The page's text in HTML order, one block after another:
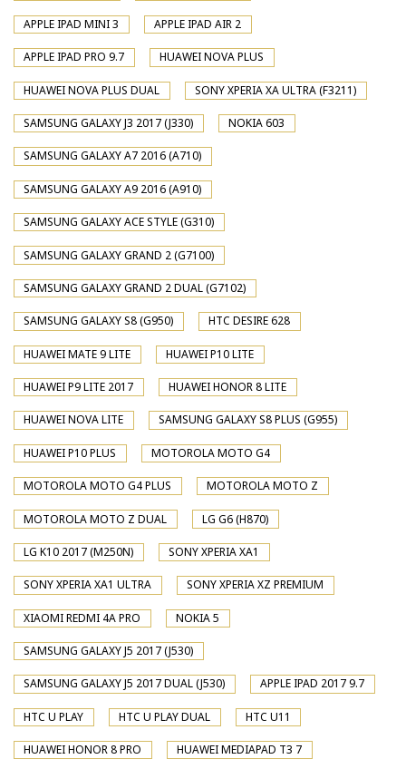
APPLE IPAD MINI 3 APPLE IPAD AIR 2
APPLE IPAD PRO 9.7 HUAWEI NOVA PLUS
HUAWEI NOVA PLUS DUAL SONY XPERIA XA ULTRA (F3211)
SAMSUNG GALAXY J3 2017 (J330) NOKIA 603
SAMSUNG GALAXY A7 2016 (A710)
SAMSUNG GALAXY A9 2016 (A910)
SAMSUNG GALAXY ACE STYLE (G310)
SAMSUNG GALAXY GRAND 2 (G7100)
SAMSUNG GALAXY GRAND 2 DUAL (G7102)
SAMSUNG GALAXY S8 (G950) HTC DESIRE 628
HUAWEI MATE 9 LITE HUAWEI P10 LITE
HUAWEI P9 LITE 2017 HUAWEI HONOR 8 LITE
HUAWEI NOVA LITE SAMSUNG GALAXY S8 PLUS (G955)
HUAWEI P10 PLUS MOTOROLA MOTO G4
MOTOROLA MOTO G4 PLUS MOTOROLA MOTO Z
MOTOROLA MOTO Z DUAL LG G6 (H870)
LG K10 2017 (M250N) SONY XPERIA XA1
SONY XPERIA XA1 ULTRA SONY XPERIA XZ PREMIUM
XIAOMI REDMI 4A PRO NOKIA 5
SAMSUNG GALAXY J5 2017 (J530)
SAMSUNG GALAXY J5 2017 DUAL (J530) APPLE IPAD 2017 9.7
HTC U PLAY HTC U PLAY DUAL HTC U11
HUAWEI HONOR 8 PRO HUAWEI MEDIAPAD T3 7